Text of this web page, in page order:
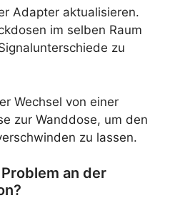
Adapter aktualisieren.
im selben Raum
zu
Wechsel von einer
zur Wanddose, um den
zu lassen.
an der